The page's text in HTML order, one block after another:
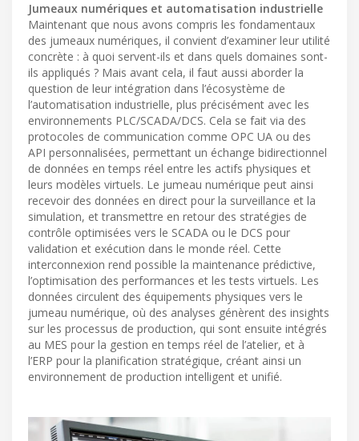
Jumeaux numériques et automatisation industrielle
Maintenant que nous avons compris les fondamentaux
des jumeaux numériques, il convient d’examiner leur utilité
concrète : à quoi servent-ils et dans quels domaines sont-
ils appliqués ? Mais avant cela, il faut aussi aborder la
question de leur intégration dans l’écosystème de
l’automatisation industrielle, plus précisément avec les
environnements PLC/SCADA/DCS. Cela se fait via des
protocoles de communication comme OPC UA ou des
API personnalisées, permettant un échange bidirectionnel
de données en temps réel entre les actifs physiques et
leurs modèles virtuels. Le jumeau numérique peut ainsi
recevoir des données en direct pour la surveillance et la
simulation, et transmettre en retour des stratégies de
contrôle optimisées vers le SCADA ou le DCS pour
validation et exécution dans le monde réel. Cette
interconnexion rend possible la maintenance prédictive,
l’optimisation des performances et les tests virtuels. Les
données circulent des équipements physiques vers le
jumeau numérique, où des analyses génèrent des insights
sur les processus de production, qui sont ensuite intégrés
au MES pour la gestion en temps réel de l’atelier, et à
l’ERP pour la planification stratégique, créant ainsi un
environnement de production intelligent et unifié.